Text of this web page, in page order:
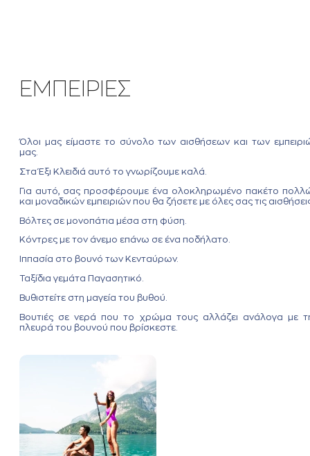
ΕΜΠΕΙΡΙΕΣ
Όλοι μας είμαστε το σύνολο των αισθήσεων και των
μας.
Στα Έξι Κλειδιά αυτό το γνωρίζουμε καλά.
Για αυτό, σας προσφέρουμε ένα ολοκληρωμένο πακέτο
και μοναδικών εμπειριών που θα ζήσετε με όλες σας τις
Βόλτες σε μονοπάτια μέσα στη φύση.
Κόντρες με τον άνεμο επάνω σε ένα ποδήλατο.
Ιππασία στο βουνό των Κενταύρων.
Ταξίδια γεμάτα Παγασητικό.
Βυθιστείτε στη μαγεία του βυθού.
Βουτιές σε νερά που το χρώμα τους αλλάζει ανάλογα με
πλευρά του βουνού που βρίσκεστε.